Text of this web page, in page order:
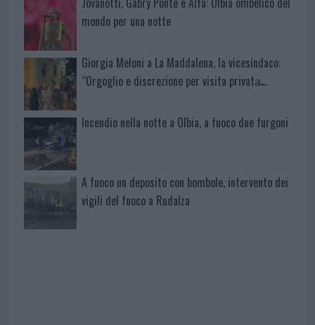
mondo per una notte
Giorgia Meloni a La Maddalena, la vicesindaco:
“Orgoglio e discrezione per visita privata̶…
Incendio nella notte a Olbia, a fuoco due furgoni
A fuoco un deposito con bombole, intervento dei
vigili del fuoco a Rudalza